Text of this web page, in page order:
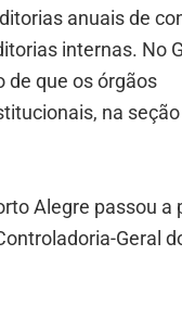
anuais de
internas. No
de que os órgãos
na seção
Alegre passou a
Geral